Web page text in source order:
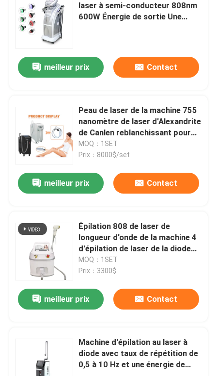
Produits
Vidéos
VR Show
Visite d'usine
Contrôle de qualité
Contactez-nous
Nouvelles
Demandez une citation
laser à semi-conducteur 808nm
600W Énergie de sortie Une
meilleur prix Contact
Peau de laser de la machine 755
nanomètre de laser d'Alexandrite
de Canlen reblanchissant pour
l'épilation de peau
MOQ：1SET
Prix：8000$/set
meilleur prix Contact
Épilation 808 de laser de
longueur d'onde de la machine 4
d'épilation de laser de la diode
10HZ 940 755 1064
MOQ：1SET
Prix：3300$
meilleur prix Contact
Machine d'épilation au laser à
diode avec taux de répétition de
0,5 à 10 Hz et une énergie de